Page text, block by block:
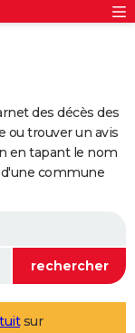
des décès des
ou trouver un avis
en tapant le nom
commune
sur